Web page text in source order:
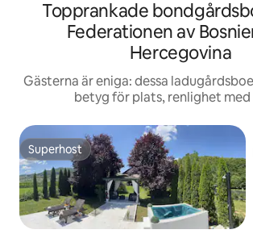
Topprankade
Federationen av
Hercegovina
Gästerna är eniga: dessa
betyg för plats, renlighet med
Superhost
Superhost